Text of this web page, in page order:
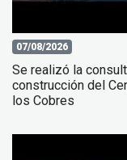
07/08/2026
Se realizó la
construcción del
los Cobres